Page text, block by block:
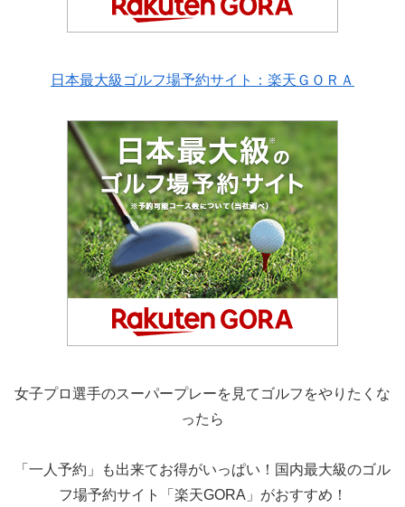
日本最大級ゴルフ場予約サイト：楽天ＧＯＲＡ
女子プロ選手のスーパープレーを見てゴルフをやりたくな
ったら
「一人予約」も出来てお得がいっぱい！国内最大級のゴル
フ場予約サイト「楽天GORA」がおすすめ！